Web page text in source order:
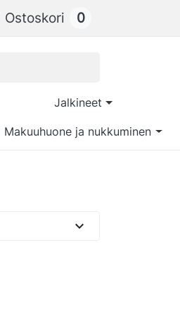
Ostoskori 0
Jalkineet
Makuuhuone ja nukkuminen
expand_more